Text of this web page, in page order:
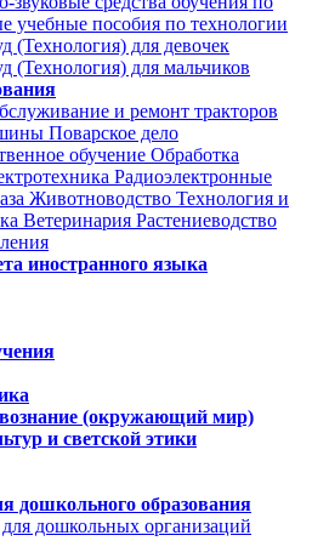
учебные пособия по технологии
(Технология) для девочек
(Технология) для мальчиков
и ремонт тракторов
Поварское дело
обучение Обработка
Радиоэлектронные
Животноводство Технология и
Ветеринария Растениеводство
иностранного языка
(окружающий мир)
и светской этики
дошкольного образования
дошкольных организаций